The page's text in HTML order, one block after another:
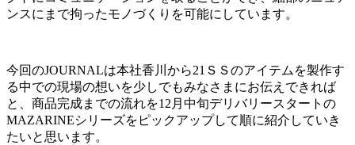
ンスにまで拘ったモノづくりを可能にしています。
今回のJOURNALは本社香川から21ＳＳのアイテムを製作す
る中での現場の想いを少しでもみなさまにお伝えできれば
と、商品完成までの流れを12月中旬デリバリースタートの
MAZARINEシリーズをピックアップして順に紹介していき
たいと思います。